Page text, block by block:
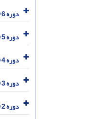
دوره 6 (1396)
دوره 5 (1395)
دوره 4 (1394)
دوره 3 (1393)
دوره 2 (1392)